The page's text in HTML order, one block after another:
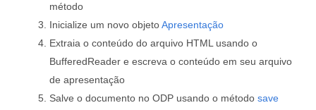
método
Inicialize um novo objetoApresentação
Extraia o conteúdo do arquivo HTML usando o
BufferedReader e escreva o conteúdo em seu arquivo
de apresentação
Salve o documento no ODP usando o método save